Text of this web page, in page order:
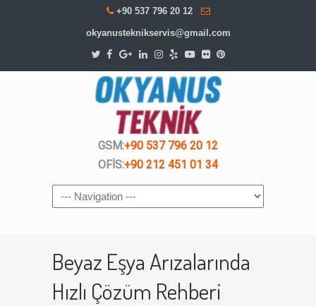
+90 537 796 20 12
okyanusteknikservis@gmail.com
GSM:+90 537 796 20 12
OFİS:+90 212 451 01 34
Navigation
Beyaz Eşya Arızalarında
Hızlı Çözüm Rehberi